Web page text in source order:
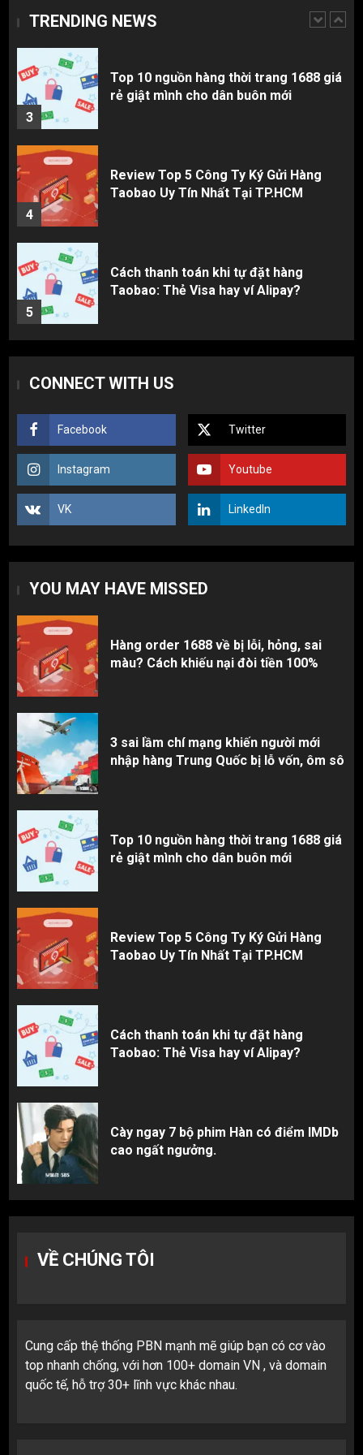
TRENDING NEWS
2
3
Top 10 nguồn hàng thời trang 1688 giá
rẻ giật mình cho dân buôn mới
4
Review Top 5 Công Ty Ký Gửi Hàng
Taobao Uy Tín Nhất Tại TP.HCM
5
Cách thanh toán khi tự đặt hàng
Taobao: Thẻ Visa hay ví Alipay?
màu? Cách khiếu nại đòi tiền 100%
2
3 sai lầm chí mạng khiến người mới
nhập hàng Trung Quốc bị lỗ vốn, ôm sô
Top 10 nguồn hàng thời trang 1688 giá
rẻ giật mình cho dân buôn mới
CONNECT WITH US
Facebook Twitter
Instagram Youtube
VK LinkedIn
YOU MAY HAVE MISSED
Hàng order 1688 về bị lỗi, hỏng, sai
màu? Cách khiếu nại đòi tiền 100%
3 sai lầm chí mạng khiến người mới
nhập hàng Trung Quốc bị lỗ vốn, ôm sô
Top 10 nguồn hàng thời trang 1688 giá
rẻ giật mình cho dân buôn mới
Review Top 5 Công Ty Ký Gửi Hàng
Taobao Uy Tín Nhất Tại TP.HCM
Cách thanh toán khi tự đặt hàng
Taobao: Thẻ Visa hay ví Alipay?
Cày ngay 7 bộ phim Hàn có điểm IMDb
cao ngất ngưởng.
VỀ CHÚNG TÔI
Cung cấp thệ thống PBN mạnh mẽ giúp bạn có cơ vào
top nhanh chống, với hơn 100+ domain VN , và domain
quốc tế, hỗ trợ 30+ lĩnh vực khác nhau.